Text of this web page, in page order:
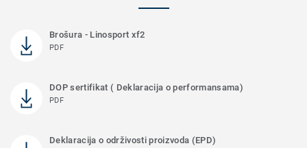
Brošura - Linosport xf2
PDF
DOP sertifikat ( Deklaracija o performansama)
PDF
Deklaracija o održivosti proizvoda (EPD)